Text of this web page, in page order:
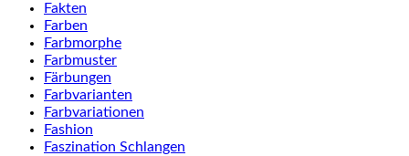
Fakten
Farben
Farbmorphe
Farbmuster
Färbungen
Farbvarianten
Farbvariationen
Fashion
Faszination Schlangen